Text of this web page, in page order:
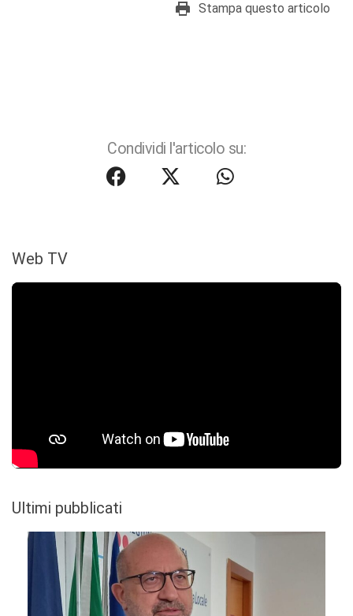
Stampa questo articolo
Condividi l'articolo su:
Web TV
Ultimi pubblicati